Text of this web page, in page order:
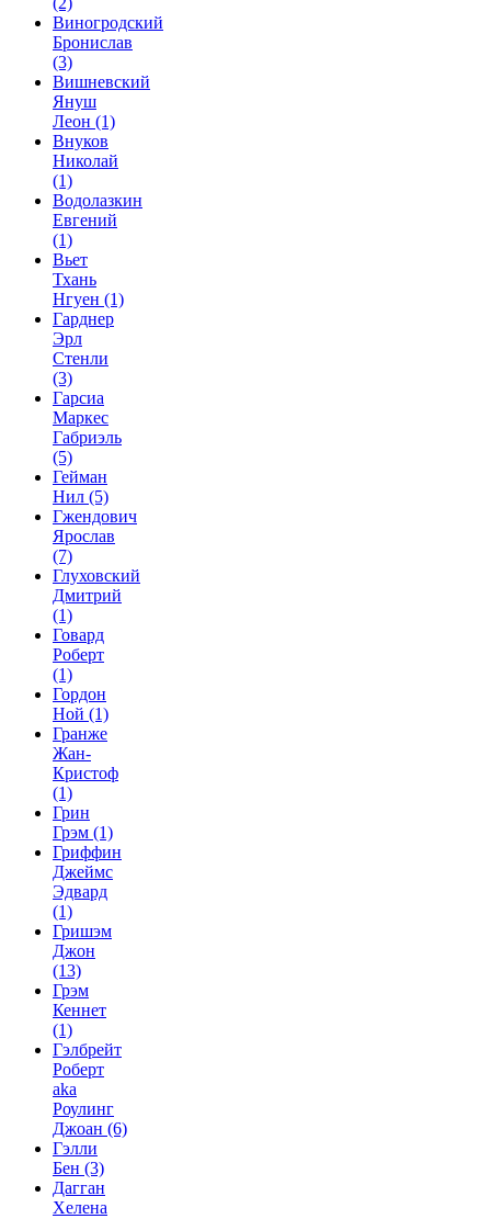
Виногродский
Бронислав
(3)
Вишневский
Януш
Леон (1)
Внуков
Николай
(1)
Водолазкин
Евгений
(1)
Вьет
Тхань
Нгуен (1)
Гарднер
Эрл
Стенли
(3)
Гарсиа
Маркес
Габриэль
(5)
Гейман
Нил (5)
Гжендович
Ярослав
(7)
Глуховский
Дмитрий
(1)
Говард
Роберт
(1)
Гордон
Ной (1)
Гранже
Жан-
Кристоф
(1)
Грин
Грэм (1)
Гриффин
Джеймс
Эдвард
(1)
Гришэм
Джон
(13)
Грэм
Кеннет
(1)
Гэлбрейт
Роберт
aka
Роулинг
Джоан (6)
Гэлли
Бен (3)
Дагган
Хелена